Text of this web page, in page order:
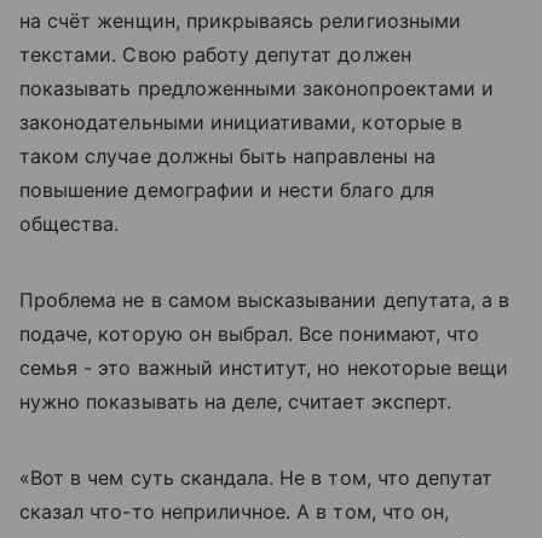
на счёт женщин, прикрываясь религиозными
текстами. Свою работу депутат должен
показывать предложенными законопроектами и
законодательными инициативами, которые в
таком случае должны быть направлены на
повышение демографии и нести благо для
общества.
Проблема не в самом высказывании депутата, а в
подаче, которую он выбрал. Все понимают, что
семья - это важный институт, но некоторые вещи
нужно показывать на деле, считает эксперт.
«Вот в чем суть скандала. Не в том, что депутат
сказал что-то неприличное. А в том, что он,